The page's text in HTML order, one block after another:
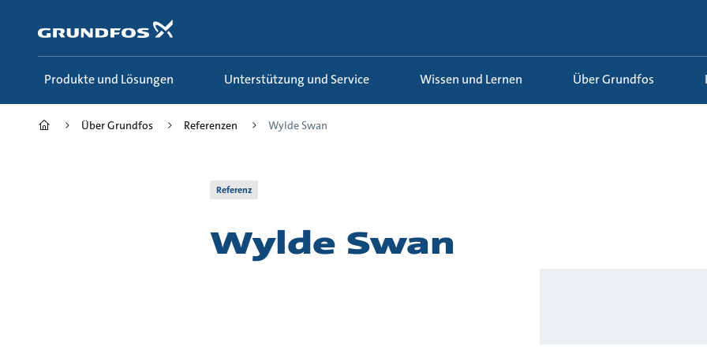
springen
Produkte und Lösungen Unterstützung und Service Wissen und Lernen Über Grundfos
Über Grundfos Referenzen Wylde Swan
Referenz
Wylde Swan